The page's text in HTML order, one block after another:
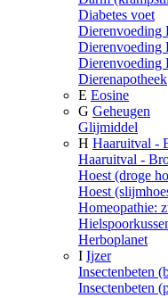
Diabetes voet
Dierenvoeding
Dierenvoeding
Dierenvoeding
Dierenapotheek
E Eosine
G Geheugen
Glijmiddel
H Haaruitval -
Haaruitval -
Hoest (droge
Hoest
Homeopathie:
Herboplanet
I Ijzer
Insectenbeten
Insectenbeten